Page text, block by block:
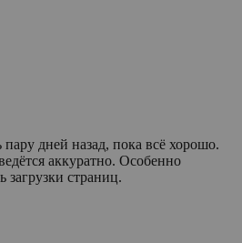
пару дней назад, пока всё хорошо.
аккуратно. Особенно
загрузки страниц.